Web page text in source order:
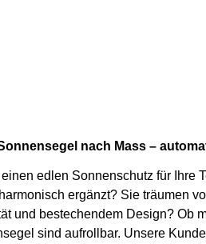
nach Mass –
edlen Sonnenschutz für Ihre
ergänzt? Sie träumen
und bestechendem Design? Ob
sind aufrollbar. Unsere